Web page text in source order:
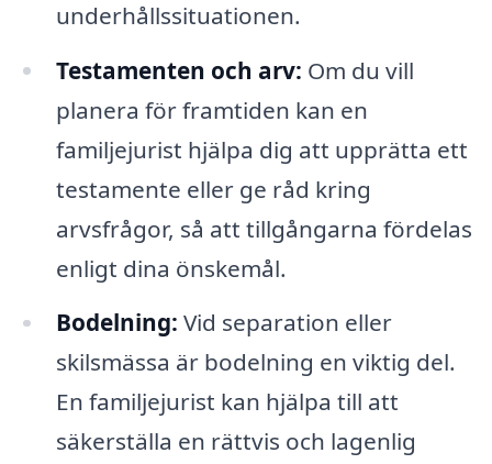
underhållssituationen.
Testamenten och arv: Om du vill
planera för framtiden kan en
familjejurist hjälpa dig att upprätta ett
testamente eller ge råd kring
arvsfrågor, så att tillgångarna fördelas
enligt dina önskemål.
Bodelning: Vid separation eller
skilsmässa är bodelning en viktig del.
En familjejurist kan hjälpa till att
säkerställa en rättvis och lagenlig